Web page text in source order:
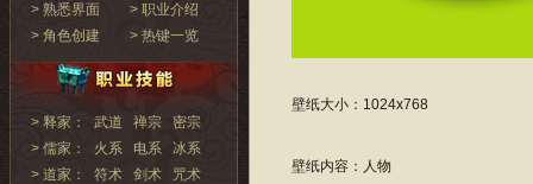
> 熟悉界面
> 职业介绍
> 角色创建
> 热键一览
> 释家： 武道 禅宗
密宗
> 儒家：
火系 电系
冰系
> 道家：
符术 剑术 咒术
壁纸大小：1024x768
壁纸内容：人物